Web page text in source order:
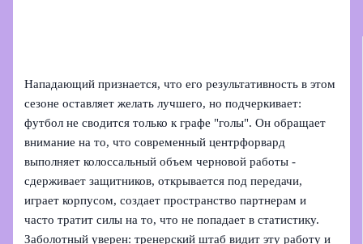
Нападающий признается, что его результативность в этом
сезоне оставляет желать лучшего, но подчеркивает:
футбол не сводится только к графе "голы". Он обращает
внимание на то, что современный центрфорвард
выполняет колоссальный объем черновой работы -
сдерживает защитников, открывается под передачи,
играет корпусом, создает пространство партнерам и
часто тратит силы на то, что не попадает в статистику.
Заболотный уверен: тренерский штаб видит эту работу и